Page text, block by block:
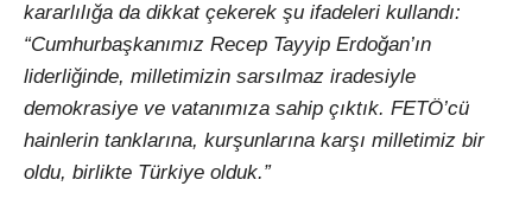
kararlılığa da dikkat çekerek şu ifadeleri kullandı:
“Cumhurbaşkanımız Recep Tayyip Erdoğan’ın
liderliğinde, milletimizin sarsılmaz iradesiyle
demokrasiye ve vatanımıza sahip çıktık. FETÖ’cü
hainlerin tanklarına, kurşunlarına karşı milletimiz bir
oldu, birlikte Türkiye olduk.”